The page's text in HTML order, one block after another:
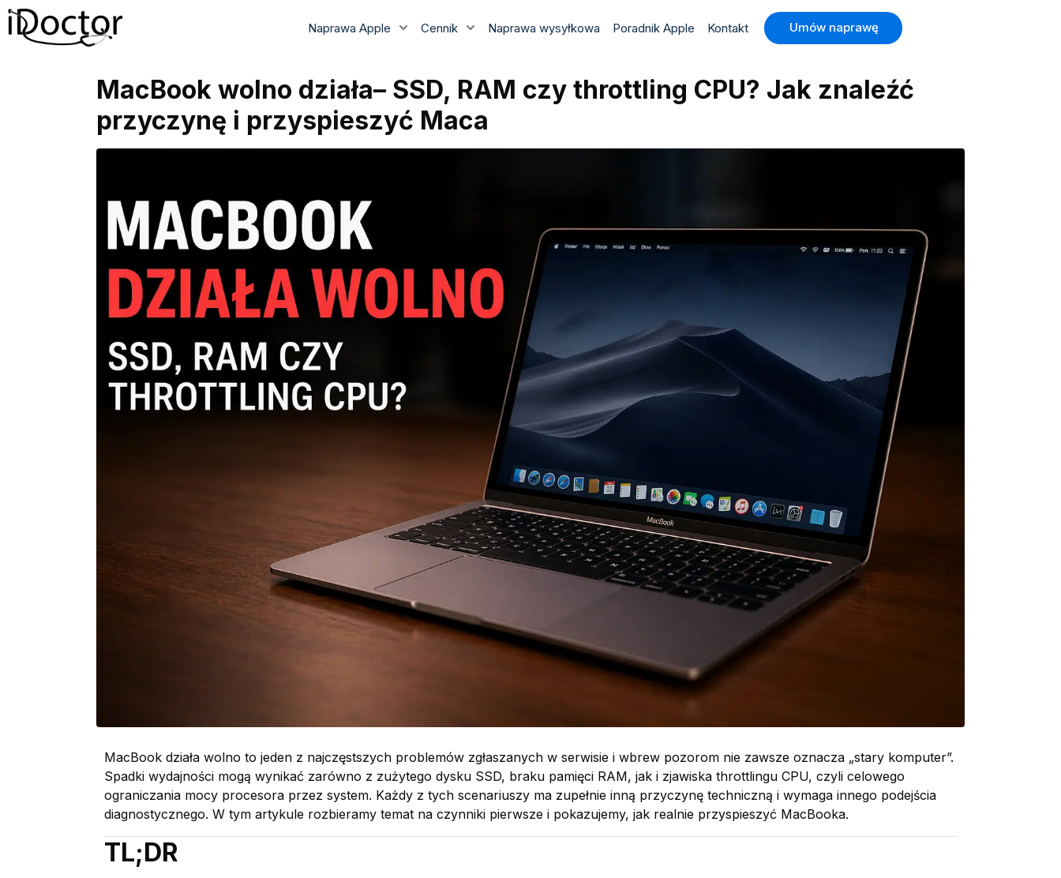
Naprawa Apple Cennik Naprawa wysyłkowa Poradnik Apple Kontakt Umów naprawę
MacBook wolno działa– SSD, RAM czy throttling CPU? Jak znaleźć
przyczynę i przyspieszyć Maca
MacBook działa wolno to jeden z najczęstszych problemów zgłaszanych w serwisie i wbrew pozorom nie zawsze oznacza „stary komputer”.
Spadki wydajności mogą wynikać zarówno z zużytego dysku SSD, braku pamięci RAM, jak i zjawiska throttlingu CPU, czyli celowego
ograniczania mocy procesora przez system. Każdy z tych scenariuszy ma zupełnie inną przyczynę techniczną i wymaga innego podejścia
diagnostycznego. W tym artykule rozbieramy temat na czynniki pierwsze i pokazujemy, jak realnie przyspieszyć MacBooka.
TL;DR